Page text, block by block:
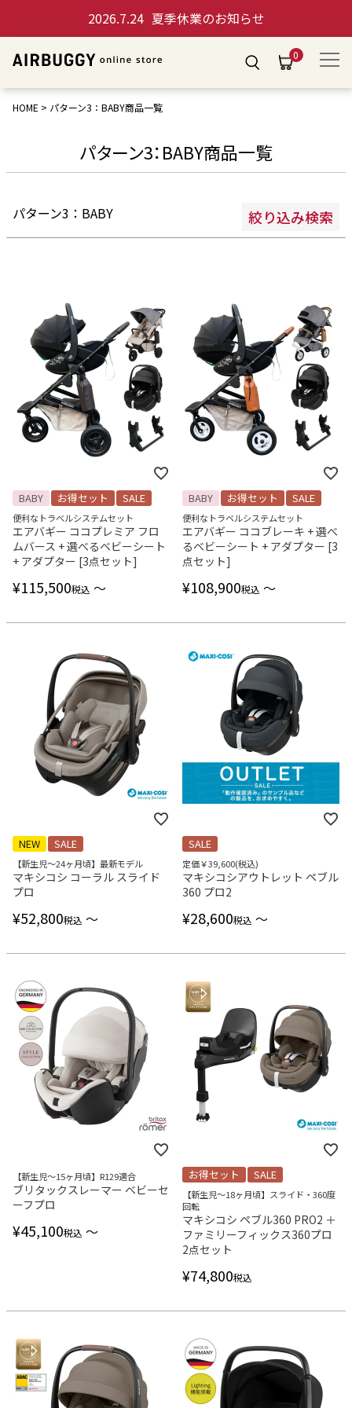
2026.7.24 夏季休業のお知らせ
0
HOME パターン3：BABY商品一覧
パターン3：BABY商品一覧
パターン3：BABY 絞り込み検索
価格が高い順
価格(税抜)
商品番号/JANコード
BABY お得セット SALE
便利なトラベルシステムセット
エアバギー ココプレミア フロ
ムバース + 選べるベビーシート
+ アダプター [3点セット]
¥115,500税込 〜
BABY お得セット SALE
便利なトラベルシステムセット
エアバギー ココブレーキ + 選べ
るベビーシート + アダプター [3
点セット]
¥108,900税込 〜
NEW SALE
【新生児～24ヶ月頃】最新モデル
マキシコシ コーラル スライド
プロ
¥52,800税込 〜
SALE
定価￥39,600(税込)
マキシコシアウトレット ペブル
360 プロ2
¥28,600税込 〜
【新生児～15ヶ月頃】R129適合
ブリタックスレーマー ベビーセ
ーフプロ
¥45,100税込 〜
お得セット SALE
【新生児～18ヶ月頃】スライド・360度
回転
マキシコシ ペブル360 PRO2 ＋
ファミリーフィックス360プロ
2点セット
¥74,800税込